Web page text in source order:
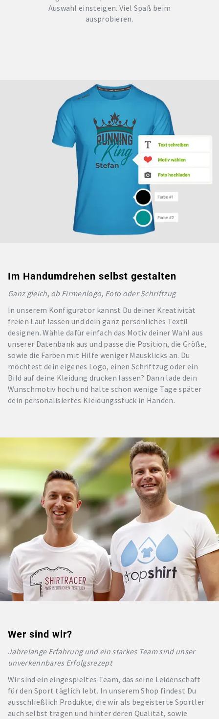
Auswahl einsteigen. Viel Spaß beim
ausprobieren.
Im Handumdrehen selbst gestalten
Ganz gleich, ob Firmenlogo, Foto oder Schriftzug
In unserem Konfigurator kannst Du deiner Kreativität
freien Lauf lassen und dein ganz persönliches Textil
designen. Wähle dafür einfach das Motiv deiner Wahl aus
unserer Datenbank aus und passe die Position, die Größe,
sowie die Farben mit Hilfe weniger Mausklicks an. Du
möchtest dein eigenes Logo, einen Schriftzug oder ein
Bild auf deine Kleidung drucken lassen? Dann lade dein
Wunschmotiv hoch und halte schon wenige Tage später
dein personalisiertes Kleidungsstück in Händen.
Wer sind wir?
Jahrelange Erfahrung und ein starkes Team sind unser
unverkennbares Erfolgsrezept
Wir sind ein eingespieltes Team, das seine Leidenschaft
für den Sport täglich lebt. In unserem Shop findest Du
ausschließlich Produkte, die wir als begeisterte Sportler
auch selbst tragen und hinter deren Qualität, sowie